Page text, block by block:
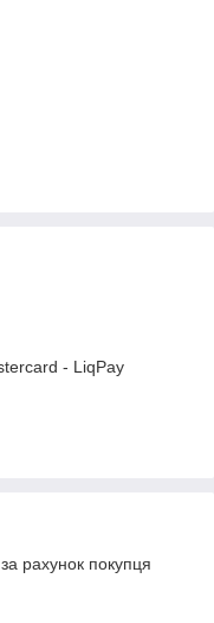
- LiqPay
рахунок покупця